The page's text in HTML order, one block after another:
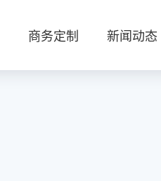
商务定制 新闻动态